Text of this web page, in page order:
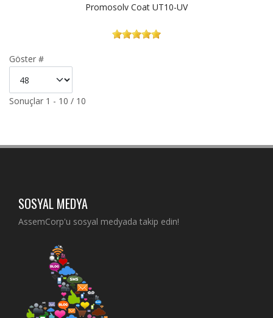
Promosolv Coat UT10-UV
Göster #
Sonuçlar 1 - 10 / 10
SOSYAL MEDYA
AssemCorp'u sosyal medyada takip edin!